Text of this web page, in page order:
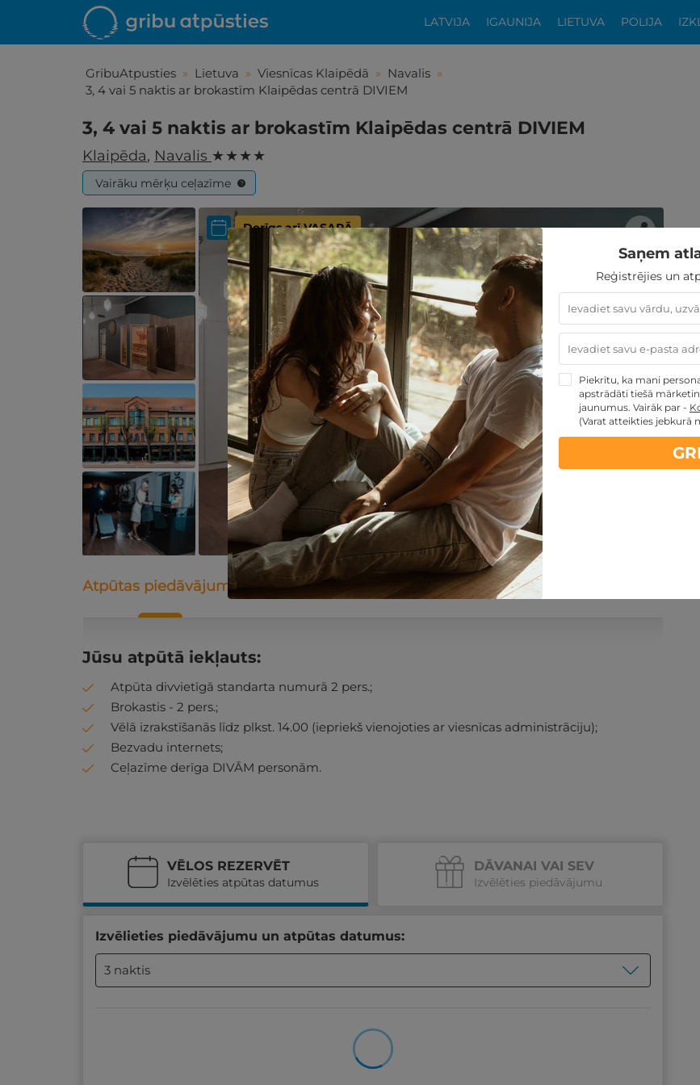
LATVIJA IGAUNIJA LIETUVA POLIJA
GribuAtpusties » Lietuva » Viesnīcas Klaipēdā » Navalis »
3, 4 vai 5 naktis ar brokastīm Klaipēdas centrā DIVIEM
3, 4 vai 5 naktis ar brokastīm Klaipēdas centrā DIVIEM
Klaipēda, Navalis ★ ★ ★ ★
Vairāku mērķu ceļazīme ?
Derīgs arī VASARĀ
Iepatikās šis piedāvājums?
Līdz brīnišķīgai atpūtai atlikuši tikai daži soļi
PĒRKU
Atpūtas piedāvājums Apraksts Kontakti Noteikumi
Jūsu atpūtā iekļauts:
Atpūta divvietīgā standarta numurā 2 pers.;
Brokastis - 2 pers.;
Vēlā izrakstīšanās līdz plkst. 14.00 (iepriekš vienojoties ar viesnīcas administrāciju);
Bezvadu internets;
Ceļazīme derīga DIVĀM personām.
VĒLOS REZERVĒT
Izvēlēties atpūtas datumus
DĀVANAI VAI SEV
Izvēlēties piedāvājumu
Izvēlieties piedāvājumu un atpūtas datumus:
3 naktis
Saņem
Reģistrējies un
Piekrītu, ka mani
apstrādāti tiešā
jaunumus. Vairāk par -
(Varat atteikties jebkurā